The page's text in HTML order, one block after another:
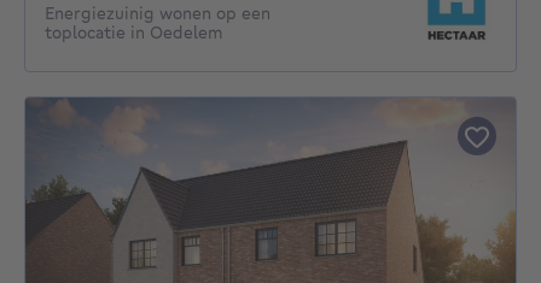
Energiezuinig wonen op een
toplocatie in Oedelem